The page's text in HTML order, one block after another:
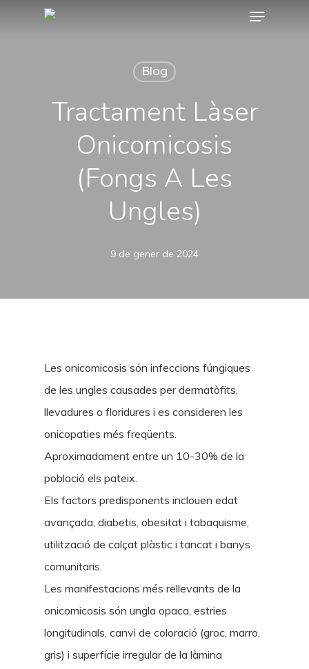
Menu
Blog
Tractament Làser
Onicomicosis
(fongs A Les
Ungles)
9 de gener de 2024
Les onicomicosis són infeccions fúngiques
de les ungles causades per dermatòfits,
llevadures o floridures i es consideren les
onicopaties més freqüents.
Aproximadament entre un 10-30% de la
població els pateix.
Els factors predisponents inclouen edat
avançada, diabetis, obesitat i tabaquisme,
utilització de calçat plàstic i tancat i banys
comunitaris.
Les manifestacions més rellevants de la
onicomicosis són ungla opaca, estries
longitudinals, canvi de coloració (groc, marro,
gris) i superfície irregular de la làmina